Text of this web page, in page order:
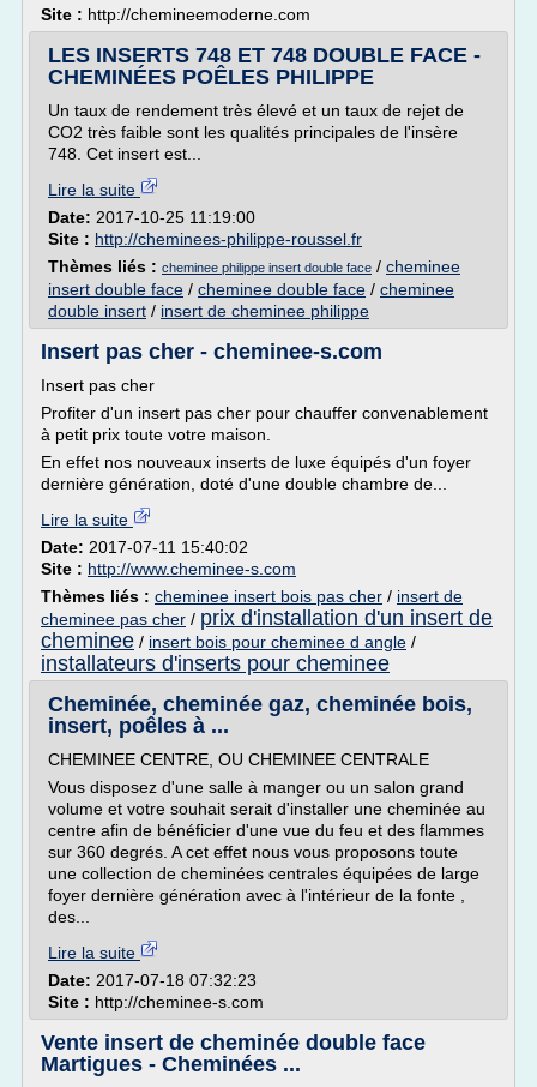
Site : http://chemineemoderne.com
LES INSERTS 748 ET 748 DOUBLE FACE -
CHEMINÉES POÊLES PHILIPPE
Un taux de rendement très élevé et un taux de rejet de
CO2 très faible sont les qualités principales de l'insère
748. Cet insert est...
Lire la suite
Date: 2017-10-25 11:19:00
Site : http://cheminees-philippe-roussel.fr
Thèmes liés : cheminee philippe insert double face / cheminee
insert double face / cheminee double face / cheminee
double insert / insert de cheminee philippe
Insert pas cher - cheminee-s.com
Insert pas cher
Profiter d'un insert pas cher pour chauffer convenablement
à petit prix toute votre maison.
En effet nos nouveaux inserts de luxe équipés d'un foyer
dernière génération, doté d'une double chambre de...
Lire la suite
Date: 2017-07-11 15:40:02
Site : http://www.cheminee-s.com
Thèmes liés : cheminee insert bois pas cher / insert de
cheminee pas cher / prix d'installation d'un insert de
cheminee / insert bois pour cheminee d angle /
installateurs d'inserts pour cheminee
Cheminée, cheminée gaz, cheminée bois,
insert, poêles à ...
CHEMINEE CENTRE, OU CHEMINEE CENTRALE
Vous disposez d'une salle à manger ou un salon grand
volume et votre souhait serait d'installer une cheminée au
centre afin de bénéficier d'une vue du feu et des flammes
sur 360 degrés. A cet effet nous vous proposons toute
une collection de cheminées centrales équipées de large
foyer dernière génération avec à l'intérieur de la fonte ,
des...
Lire la suite
Date: 2017-07-18 07:32:23
Site : http://cheminee-s.com
Vente insert de cheminée double face
Martigues - Cheminées ...